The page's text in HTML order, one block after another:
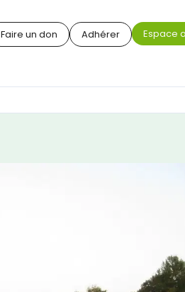
Faire un don Adhérer Espace